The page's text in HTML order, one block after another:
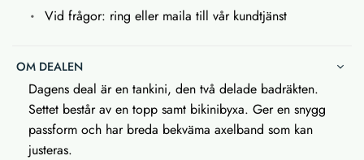
Vid frågor: ring eller maila till vår kundtjänst
OM DEALEN
Dagens deal är en tankini, den två delade badräkten.
Settet består av en topp samt bikinibyxa. Ger en snygg
passform och har breda bekväma axelband som kan
justeras.